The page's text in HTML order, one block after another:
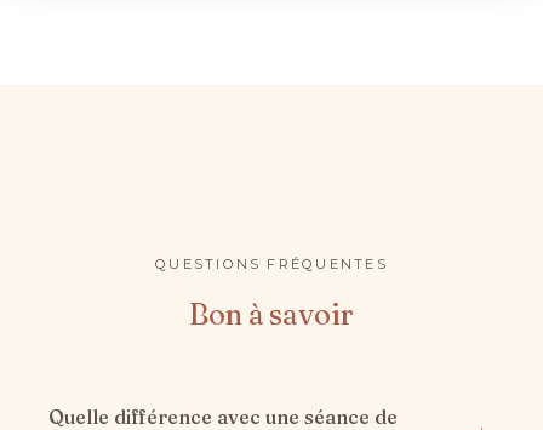
QUESTIONS FRÉQUENTES
Bon à savoir
Quelle différence avec une séance de